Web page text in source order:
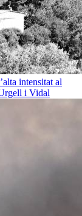
intensitat al
i Vidal